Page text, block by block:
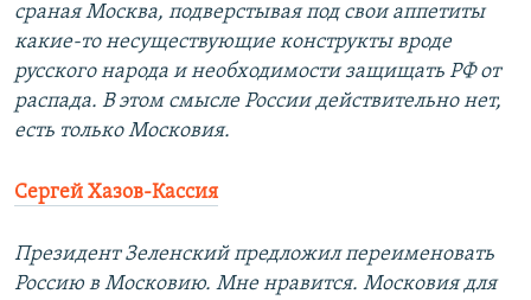
сраная Москва, подверстывая под свои аппетиты
какие-то несуществующие конструкты вроде
русского народа и необходимости защищать РФ от
распада. В этом смысле России действительно нет,
есть только Московия.
Сергей Хазов-Кассия
Президент Зеленский предложил переименовать
Россию в Московию. Мне нравится. Московия для